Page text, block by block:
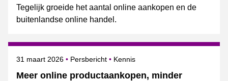
Tegelijk groeide het aantal online aankopen en de
buitenlandse online handel.
Meer online productaankopen, minder
Gepubliceerd op
31 maart 2026 Categorie
Persbericht Onderwerpen
Kennis